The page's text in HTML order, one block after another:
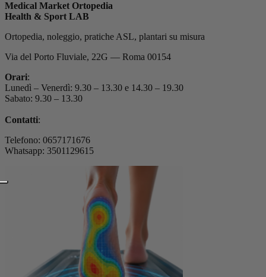
Medical Market Ortopedia
Health & Sport LAB
Ortopedia, noleggio, pratiche ASL, plantari su misura
Via del Porto Fluviale, 22G — Roma 00154
Orari:
Lunedì – Venerdì: 9.30 – 13.30 e 14.30 – 19.30
Sabato: 9.30 – 13.30
Contatti:
Telefono: 0657171676
Whatsapp: 3501129615